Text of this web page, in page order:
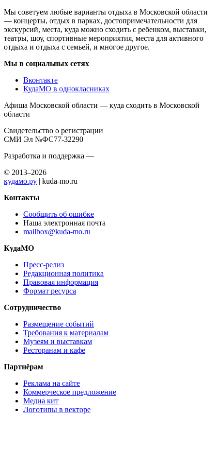
Мы советуем любые варианты отдыха в Московской области
— концерты, отдых в парках, достопримечательности для
экскурсий, места, куда можно сходить с ребенком, выставки,
театры, шоу, спортивные мероприятия, места для активного
отдыха и отдыха с семьей, и многое другое.
Мы в социальных сетях
Вконтакте
КудаМО в однокласниках
Афиша Московской области — куда сходить в Московской
области
Свидетельство о регистрации
СМИ Эл №ФС77-32290
Разработка и поддержка —
© 2013–2026
кудамо.ру | kuda-mo.ru
Контакты
Сообщить об ошибке
Наша электронная почта
mailbox@kuda-mo.ru
КудаМО
Пресс-релиз
Редакционная политика
Правовая информация
Формат ресурса
Сотрудничество
Размещение событий
Требования к материалам
Музеям и выставкам
Ресторанам и кафе
Партнёрам
Реклама на сайте
Коммерческое предложение
Медиа кит
Логотипы в векторе